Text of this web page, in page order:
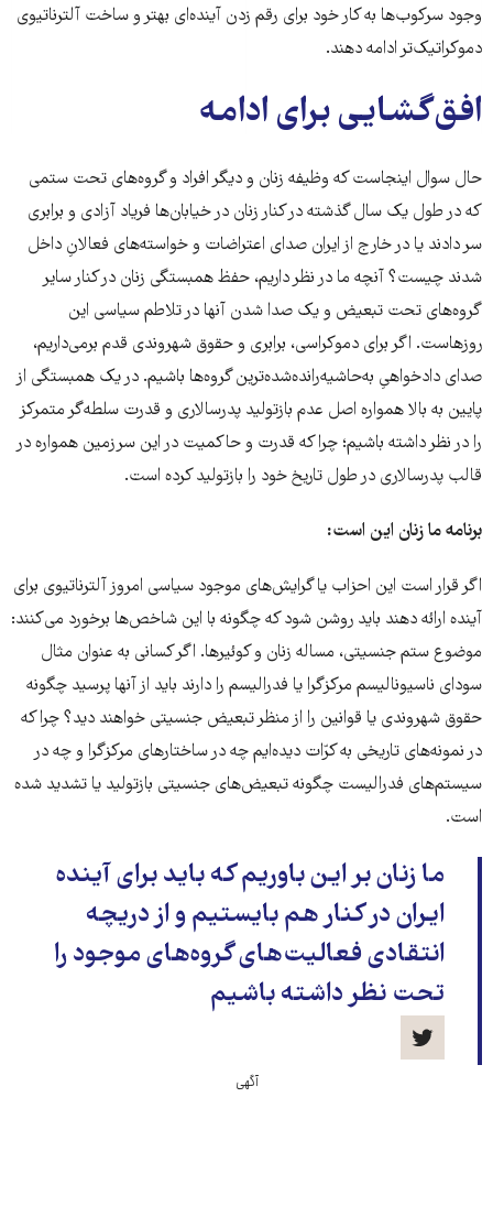
وجود سرکوب‌ها به کار خود برای رقم زدن آینده‌ای بهتر و ساخت آلترناتیوی
دموکراتیک‌تر ادامه دهند.
افق‌گشایی برای ادامه
حال سوال اینجاست که وظیفه‌ زنان و دیگر افراد و گروه‌های تحت ستمی
که در طول یک سال گذشته در کنار زنان در خیابان‌ها فریاد آزادی و برابری
سر دادند یا در خارج از ایران صدای اعتراضات و خواسته‌های فعالانِ داخل
شدند چیست؟ آنچه ما در نظر داریم، حفظ همبستگی زنان در کنار سایر
گروه‌های تحت تبعیض و یک صدا شدن آنها در تلاطم سیاسی این
روزهاست. اگر برای دموکراسی، برابری و حقوق شهروندی قدم برمی‌داریم،
صدای دادخواهیِ به‌حاشیه‌رانده‌شده‌ترین گروه‌ها باشیم. در یک همبستگی از
پایین به بالا همواره اصل عدم بازتولید پدرسالاری و قدرت سلطه‌گر متمرکز
را در نظر داشته باشیم؛ چرا که قدرت و حاکمیت در این سرزمین همواره در
قالب پدرسالاری در طول تاریخ خود را بازتولید کرده است.
برنامه‌ ما زنان این است:
اگر قرار است این احزاب یا گرایش‌های موجود سیاسی امروز آلترناتیوی برای
آینده ارائه دهند باید روشن شود که چگونه با این شاخص‌ها برخورد می‌کنند:
موضوع ستم جنسیتی، مساله‌ زنان و کوئیرها. اگر کسانی به عنوان مثال
سودای ناسیونالیسم مرکزگرا یا فدرالیسم را دارند باید از آنها پرسید چگونه
حقوق شهروندی یا قوانین را از منظر تبعیض جنسیتی خواهند دید؟ چرا که
در نمونه‌های تاریخی به کرّات دیده‌ایم چه در ساختارهای مرکزگرا و چه در
سیستم‌های فدرالیست چگونه تبعیض‌های جنسیتی بازتولید یا تشدید شده
است.
ما زنان بر این باوریم که باید برای آینده‌
ایران در کنار هم بایستیم و از دریچه
انتقادی فعالیت‌های گروه‌های موجود را
تحت نظر داشته باشیم
آگهی